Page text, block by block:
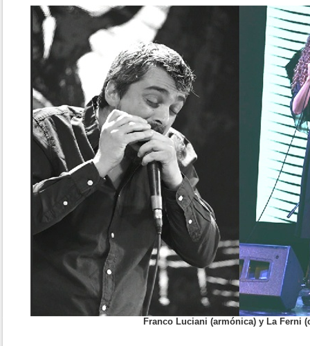
Franco Luciani (armónica) y La Ferni